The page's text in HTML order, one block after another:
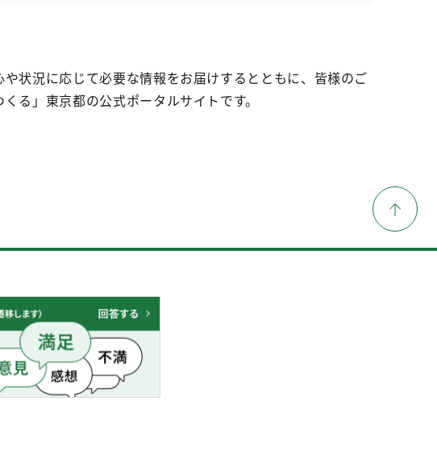
状況に応じて必要な情報をお届けするとともに、皆様のご
る」東京都の公式ポータルサイトです。